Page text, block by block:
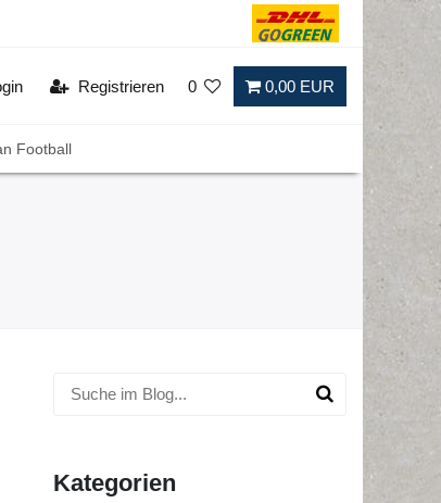
Registrieren 0 0,00 EUR
Football
Kategorien